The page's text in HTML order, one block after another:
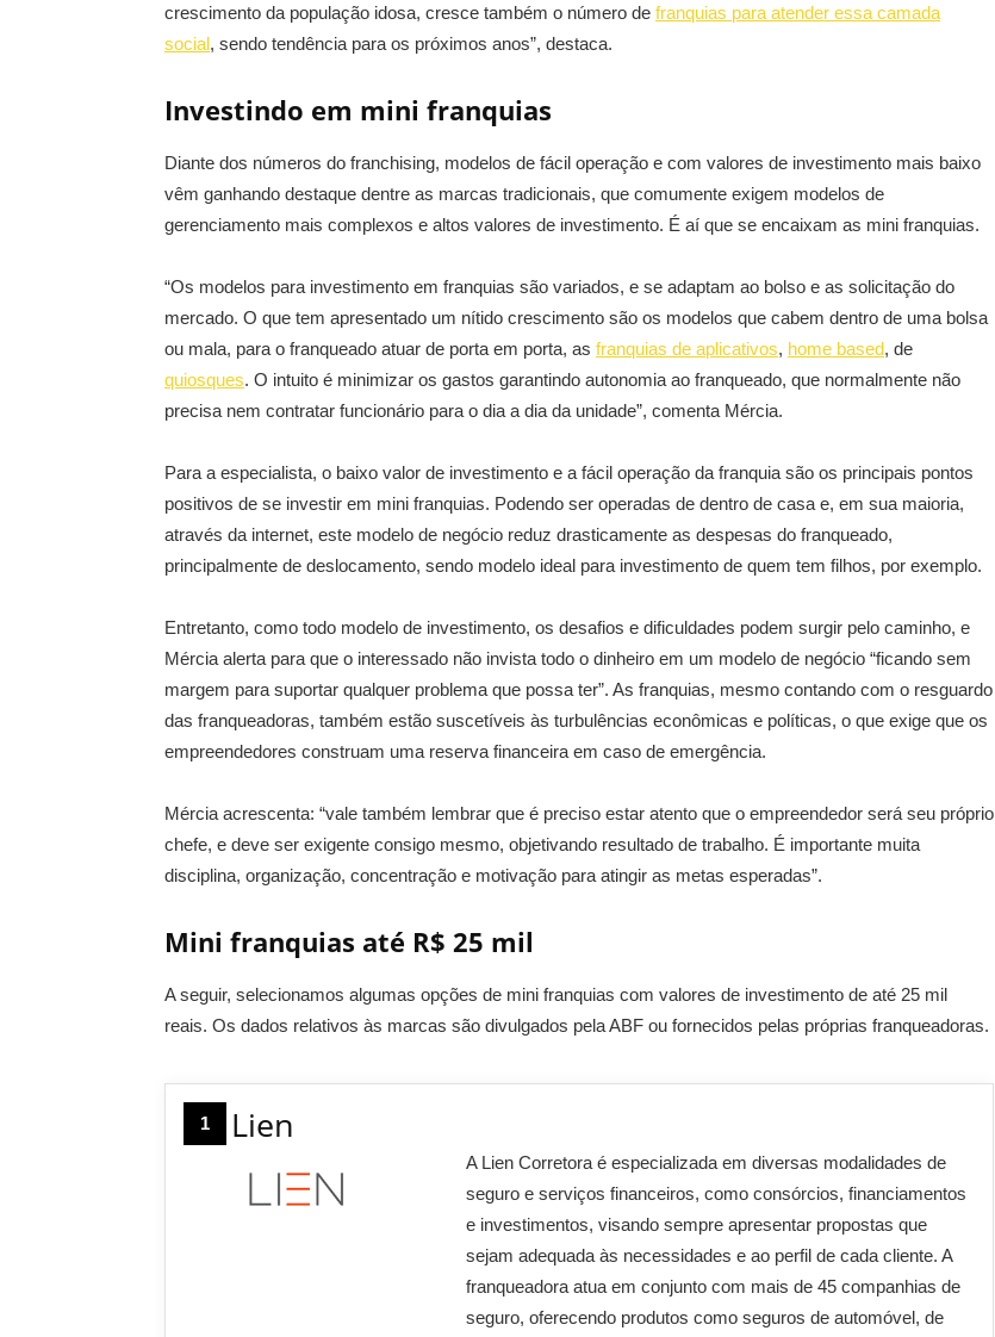
crescimento da população idosa, cresce também o número de franquias para atender essa camada
social, sendo tendência para os próximos anos”, destaca.
Investindo em mini franquias
Diante dos números do franchising, modelos de fácil operação e com valores de investimento mais baixo
vêm ganhando destaque dentre as marcas tradicionais, que comumente exigem modelos de
gerenciamento mais complexos e altos valores de investimento. É aí que se encaixam as mini franquias.
“Os modelos para investimento em franquias são variados, e se adaptam ao bolso e as solicitação do
mercado. O que tem apresentado um nítido crescimento são os modelos que cabem dentro de uma bolsa
ou mala, para o franqueado atuar de porta em porta, as franquias de aplicativos, home based, de
quiosques. O intuito é minimizar os gastos garantindo autonomia ao franqueado, que normalmente não
precisa nem contratar funcionário para o dia a dia da unidade”, comenta Mércia.
Para a especialista, o baixo valor de investimento e a fácil operação da franquia são os principais pontos
positivos de se investir em mini franquias. Podendo ser operadas de dentro de casa e, em sua maioria,
através da internet, este modelo de negócio reduz drasticamente as despesas do franqueado,
principalmente de deslocamento, sendo modelo ideal para investimento de quem tem filhos, por exemplo.
Entretanto, como todo modelo de investimento, os desafios e dificuldades podem surgir pelo caminho, e
Mércia alerta para que o interessado não invista todo o dinheiro em um modelo de negócio “ficando sem
margem para suportar qualquer problema que possa ter”. As franquias, mesmo contando com o resguardo
das franqueadoras, também estão suscetíveis às turbulências econômicas e políticas, o que exige que os
empreendedores construam uma reserva financeira em caso de emergência.
Mércia acrescenta: “vale também lembrar que é preciso estar atento que o empreendedor será seu próprio
chefe, e deve ser exigente consigo mesmo, objetivando resultado de trabalho. É importante muita
disciplina, organização, concentração e motivação para atingir as metas esperadas”.
Mini franquias até R$ 25 mil
A seguir, selecionamos algumas opções de mini franquias com valores de investimento de até 25 mil
reais. Os dados relativos às marcas são divulgados pela ABF ou fornecidos pelas próprias franqueadoras.
1 Lien
A Lien Corretora é especializada em diversas modalidades de
seguro e serviços financeiros, como consórcios, financiamentos
e investimentos, visando sempre apresentar propostas que
sejam adequada às necessidades e ao perfil de cada cliente. A
franqueadora atua em conjunto com mais de 45 companhias de
seguro, oferecendo produtos como seguros de automóvel, de